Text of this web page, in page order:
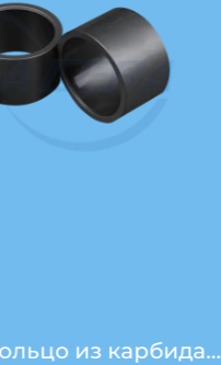
Керамическое кольцо из карбида черного кремния